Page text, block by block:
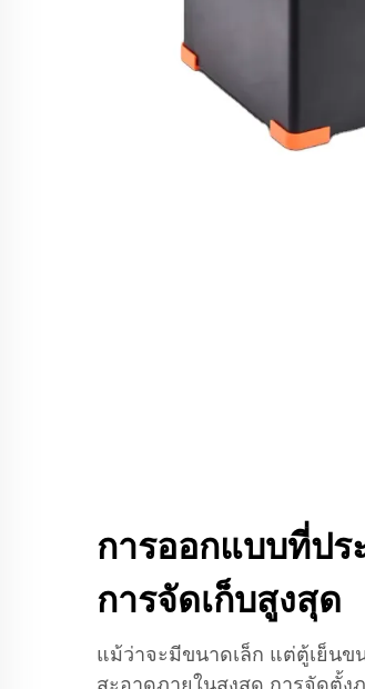
การออกแบบที่ป
การจัดเก็บสูงสุด
แม้ว่าจะมีขนาดเล็ก แต่ตู้เย็นข